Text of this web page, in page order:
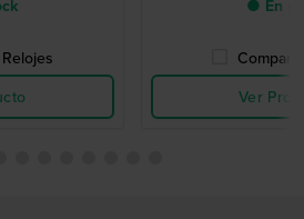
● En
Ver